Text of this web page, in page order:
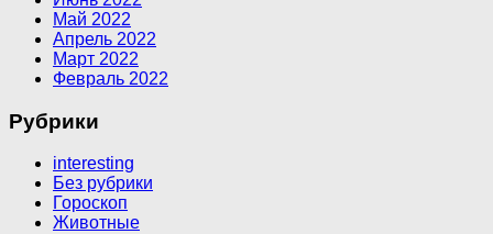
Май 2022
Апрель 2022
Март 2022
Февраль 2022
Рубрики
interesting
Без рубрики
Гороскоп
Животные